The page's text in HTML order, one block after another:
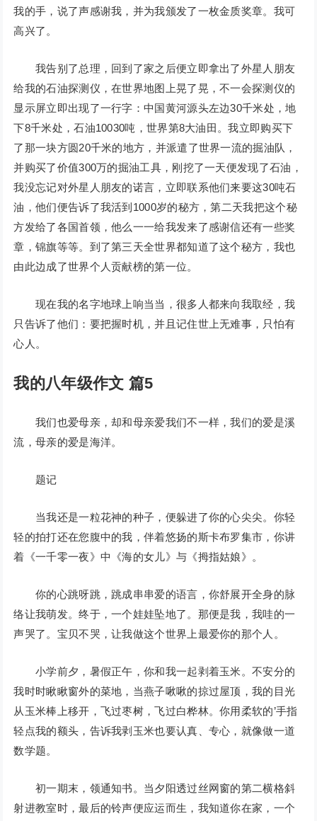
我的手，说了声感谢我，并为我颁发了一枚金质奖章。我可
高兴了。
我告别了总理，回到了家之后便立即拿出了外星人朋友
给我的石油探测仪，在世界地图上晃了晃，不一会探测仪的
显示屏立即出现了一行字：中国黄河源头左边30千米处，地
下8千米处，石油10030吨，世界第8大油田。我立即购买下
了那一块方圆20千米的地方，并派遣了世界一流的掘油队，
并购买了价值300万的掘油工具，刚挖了一天便发现了石油，
我没忘记对外星人朋友的诺言，立即联系他们来要这30吨石
油，他们便告诉了我活到1000岁的秘方，第二天我把这个秘
方发给了各国首领，他么一一给我发来了感谢信还有一些奖
章，锦旗等等。到了第三天全世界都知道了这个秘方，我也
由此边成了世界个人贡献榜的第一位。
现在我的名字地球上响当当，很多人都来向我取经，我
只告诉了他们：要把握时机，并且记住世上无难事，只怕有
心人。
我的八年级作文 篇5
我们也爱母亲，却和母亲爱我们不一样，我们的爱是溪
流，母亲的爱是海洋。
题记
当我还是一粒花神的种子，便躲进了你的心尖尖。你轻
轻的拍打还在您腹中的我，伴着悠扬的斯卡布罗集市，你讲
着《一千零一夜》中《海的女儿》与《拇指姑娘》。
你的心跳呀跳，跳成串串爱的语言，你舒展开全身的脉
络让我萌发。终于，一个娃娃坠地了。那便是我，我哇的一
声哭了。宝贝不哭，让我做这个世界上最爱你的那个人。
小学前夕，暑假正午，你和我一起剥着玉米。不安分的
我时时瞅瞅窗外的菜地，当燕子啾啾的掠过屋顶，我的目光
从玉米棒上移开，飞过枣树，飞过白桦林。你用柔软的’手指
轻点我的额头，告诉我剥玉米也要认真、专心，就像做一道
数学题。
初一期末，领通知书。当夕阳透过丝网窗的第二横格斜
射进教室时，最后的铃声便应运而生，我知道你在家，一个